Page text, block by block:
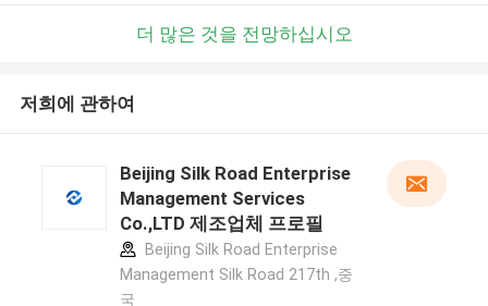
더 많은 것을 전망하십시오
저희에 관하여
Beijing Silk Road Enterprise
Management Services
Co.,LTD 제조업체 프로필
Beijing Silk Road Enterprise
Management Silk Road 217th ,중
국